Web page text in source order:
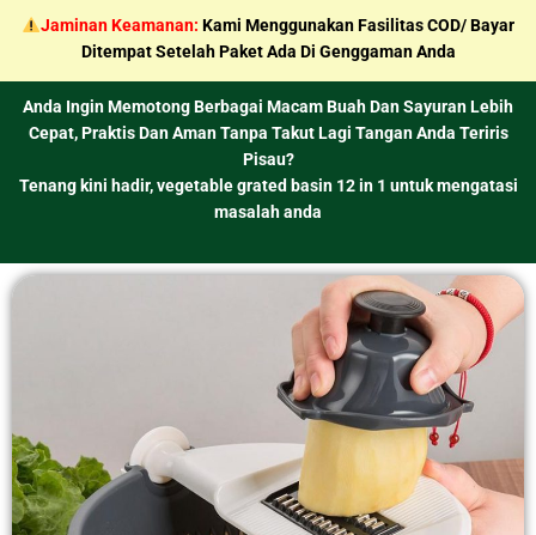
Jaminan Keamanan: Kami Menggunakan Fasilitas COD/ Bayar
Ditempat Setelah Paket Ada Di Genggaman Anda
Anda Ingin Memotong Berbagai Macam Buah Dan Sayuran Lebih
Cepat, Praktis Dan Aman Tanpa Takut Lagi Tangan Anda Teriris
Pisau?
Tenang kini hadir,vegetable grated basin 12 in 1 untuk mengatasi
masalah anda